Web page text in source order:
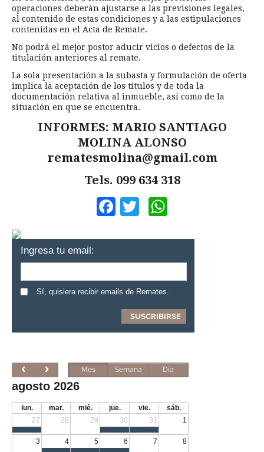
operaciones deberán ajustarse a las previsiones legales,
al contenido de estas condiciones y a las estipulaciones
contenidas en el Acta de Remate.
No podrá el mejor postor aducir vicios o defectos de la
titulación anteriores al remate.
La sola presentación a la subasta y formulación de oferta
implica la aceptación de los títulos y de toda la
documentación relativa al inmueble, así como de la
situación en que se encuentra.
INFORMES: MARIO SANTIAGO
MOLINA ALONSO
rematesmolina@gmail.com
Tels. 099 634 318
Facebook
Twitter
Ingresa tu email:
Sí, quisiera recibir emails de Remates.
Mes Semana Día
agosto 2026
lun. mar. mié. jue. vie.
sáb.
27
28 29 30 31 1
3 4 5 6 7 8